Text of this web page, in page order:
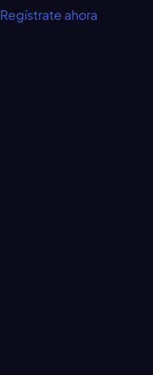
Regístrate ahora